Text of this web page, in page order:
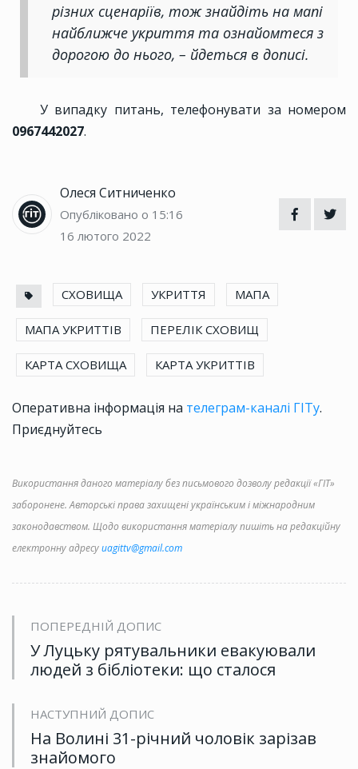
різних сценаріїв, тож знайдіть на мапі
найближче укриття та ознайомтеся з
дорогою до нього, – йдеться в дописі.
У випадку питань, телефонувати за номером
0967442027.
Олеся Ситниченко
Опубліковано о 15:16
16 лютого 2022
СХОВИЩА УКРИТТЯ МАПА
МАПА УКРИТТІВ ПЕРЕЛІК СХОВИЩ
КАРТА СХОВИЩА КАРТА УКРИТТІВ
Оперативна інформація на телеграм-каналі ГІТу.
Приєднуйтесь
Використання даного матеріалу без письмового дозволу редакції «ГІТ»
заборонене. Авторські права захищені українським і міжнародним
законодавством. Щодо використання матеріалу пишіть на редакційну
електронну адресуuagittv@gmail.com
ПОПЕРЕДНІЙ ДОПИС
У Луцьку рятувальники евакуювали
людей з бібліотеки: що сталося
НАСТУПНИЙ ДОПИС
На Волині 31-річний чоловік зарізав
знайомого